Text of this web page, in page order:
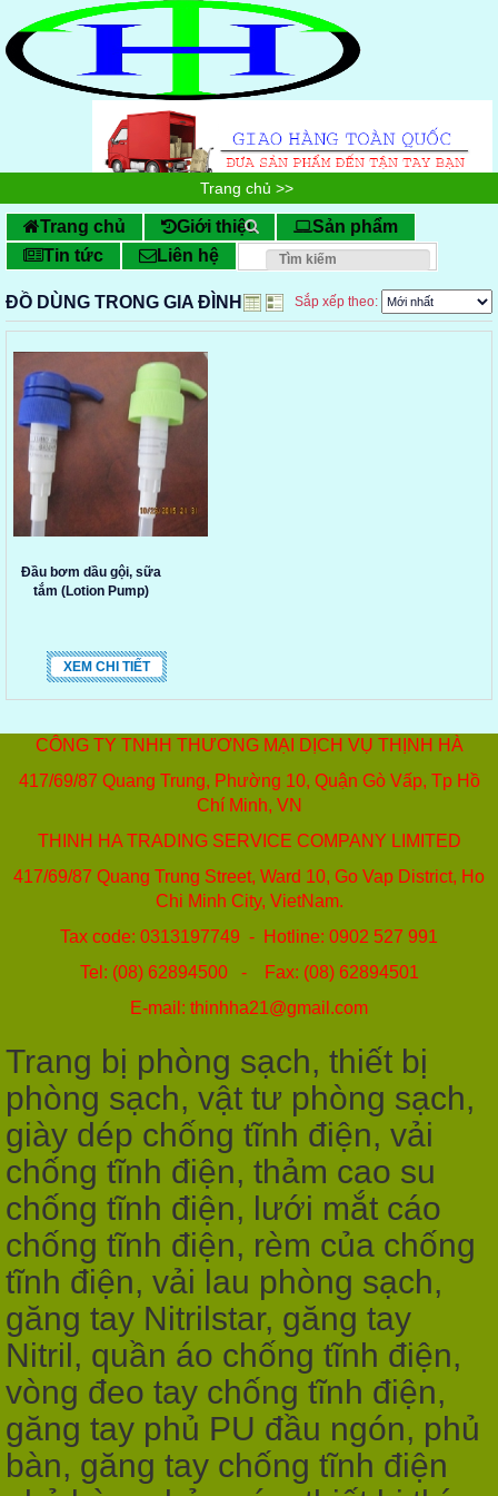
Trang chủ >>
ĐỒ DÙNG TRONG GIA ĐÌNH
Trang chủ Giới thiệu
Sản phẩm
Tin tức
Liên hệ
ĐỒ DÙNG TRONG GIA ĐÌNH Sắp xếp theo:
Đầu bơm dầu gội, sữa
tắm (Lotion Pump)
XEM CHI TIẾT
CÔNG TY TNHH THƯƠNG MẠI DỊCH VỤ THỊNH HÀ
417/69/87 Quang Trung, Phường 10, Quận Gò Vấp, Tp Hồ
Chí Minh, VN
THINH HA TRADING SERVICE COMPANY LIMITED
417/69/87 Quang Trung Street, Ward 10, Go Vap District, Ho
Chi Minh City, VietNam.
Tax code: 0313197749 - Hotline: 0902 527 991
Tel: (08) 62894500 - Fax: (08) 62894501
E-mail: thinhha21@gmail.com
Trang bị phòng sạch, thiết bị
phòng sạch, vật tư phòng sạch,
giày dép chống tĩnh điện, vải
chống tĩnh điện, thảm cao su
chống tĩnh điện, lưới mắt cáo
chống tĩnh điện, rèm của chống
tĩnh điện, vải lau phòng sạch,
găng tay Nitrilstar, găng tay
Nitril, quần áo chống tĩnh điện,
vòng đeo tay chống tĩnh điện,
găng tay phủ PU đầu ngón, phủ
bàn, găng tay chống tĩnh điện